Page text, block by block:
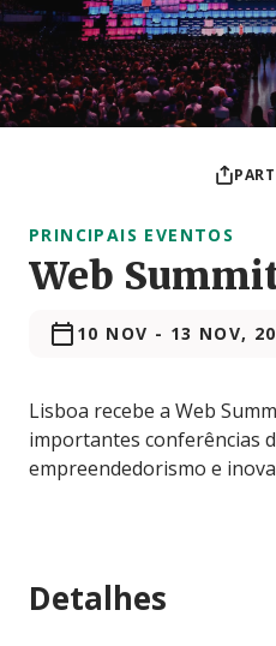
PRINCIPAIS EVENTOS
Web
10 NOV - 13 NOV,
Lisboa recebe a Web
importantes conferências
empreendedorismo e
Detalhes